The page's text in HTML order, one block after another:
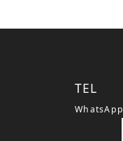
TEL
WhatsApp